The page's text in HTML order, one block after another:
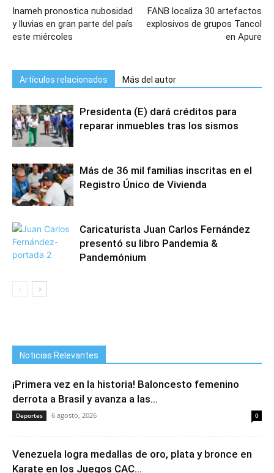
Inameh pronostica nubosidad
y lluvias en gran parte del país
este miércoles
FANB localiza 30 artefactos
explosivos de grupos Tancol
en Apure
Artículos relacionados Más del autor
Presidenta (E) dará créditos para
reparar inmuebles tras los sismos
Más de 36 mil familias inscritas en el
Registro Único de Vivienda
Caricaturista Juan Carlos Fernández
presentó su libro Pandemia &
Pandemónium
Noticias Relevantes
¡Primera vez en la historia! Baloncesto femenino
derrota a Brasil y avanza a las...
Deportes 6 agosto, 2026 0
Venezuela logra medallas de oro, plata y bronce en
Karate en los Juegos CAC...